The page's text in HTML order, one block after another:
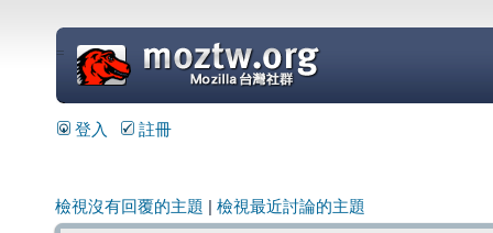
=
登入 註冊
檢視沒有回覆的主題 檢視最近討論的主題